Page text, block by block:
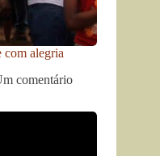
com alegria
comentário